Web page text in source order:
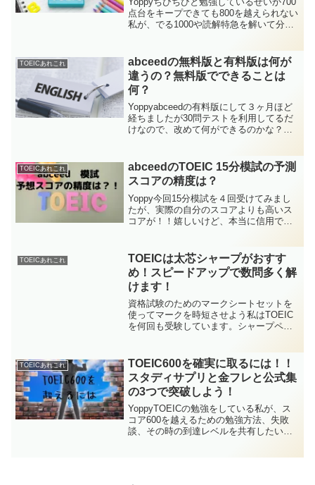
点台をキープできても800を越えられない
私が、でる1000や読解特急を解いて分か
TOEIC800は軽いかも？！それでは早速問
題...
TOEICあれこれ
abceedの無料版と有料版は何が
違うの？無料版でできることは
何？
Yoppyabceedの有料版にして３ヶ月ほど
経ちましたが30問テストを利用してるだ
けなので、改めて何ができるのかな？と
予測スコアは魅力的ですね。abceedの有
料版で...
TOEICあれこれ
abceedのTOEIC 15分模試の予測
スコアの精度は？
Yoppy今回15分模試を４回受けてみまし
たが、実際の自分のスコアよりも高いス
コアが！！嬉しいけど、本当に信用でき
TwitterでTOEICアカウントを作り学習を
し...
TOEICあれこれ
TOEICは太芯シャープがおすす
め！スピードアップで数問多く解
けます！
資格試験のためのマークシートセットを
使ってマークを時短させよう私はTOEIC
を何回も受験しています。シャープペン
TOEICマニアに入門するには、やはりマ
ークシートセットを使...
TOEICあれこれ
TOEIC600を確実に取るには！！
スタディサプリと金フレと公式集
の3つで突破しよう！
YoppyTOEICの勉強をしている私が、ス
コア600を越えるための勉強方法、失敗
談、その時の到達レベルを共有したいと